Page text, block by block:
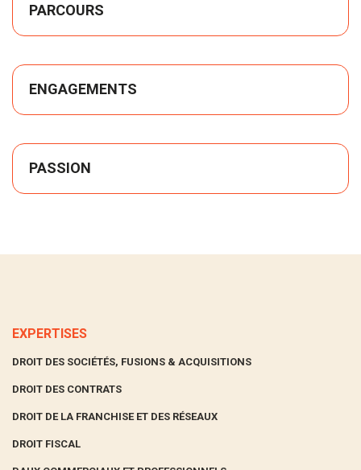
PARCOURS
ENGAGEMENTS
PASSION
EXPERTISES
DROIT DES SOCIÉTÉS, FUSIONS & ACQUISITIONS
DROIT DES CONTRATS
DROIT DE LA FRANCHISE ET DES RÉSEAUX
DROIT FISCAL